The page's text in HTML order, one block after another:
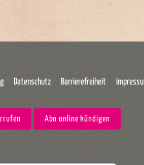
Datenschutz Barrierefreiheit
Abo online kündigen